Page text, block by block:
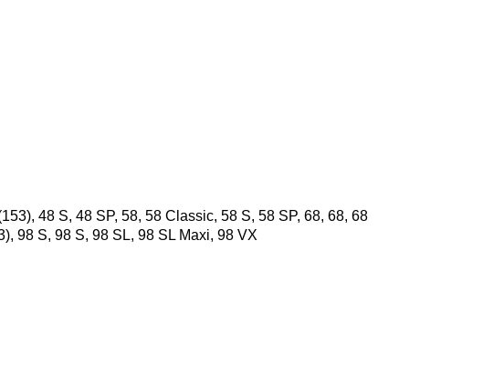
48 S, 48 SP, 58, 58 Classic, 58 S, 58 SP, 68, 68, 68
98 S, 98 S, 98 SL, 98 SL Maxi, 98 VX